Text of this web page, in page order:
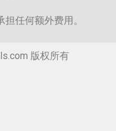
任何额外费用。
版权所有